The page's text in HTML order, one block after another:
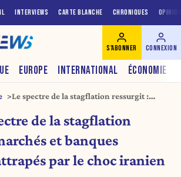
INTERVIEWS CARTE BLANCHE CHRONIQUES
EUROPE INTERNATIONAL ÉCONOMIE
S'ABONNER CONNEXION
Le spectre de la stagflation ressurgit :
le choc iranien
de la stagflation
et banques
par le choc iranien